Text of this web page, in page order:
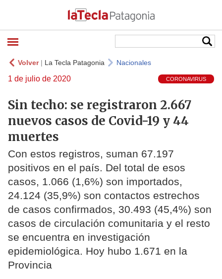
Volver| La Tecla Patagonia Nacionales
1 de julio de 2020 CORONAVIRUS
Sin techo: se registraron 2.667
nuevos casos de Covid-19 y 44
muertes
Con estos registros, suman 67.197
positivos en el país. Del total de esos
casos, 1.066 (1,6%) son importados,
24.124 (35,9%) son contactos estrechos
de casos confirmados, 30.493 (45,4%) son
casos de circulación comunitaria y el resto
se encuentra en investigación
epidemiológica. Hoy hubo 1.671 en la
Provincia